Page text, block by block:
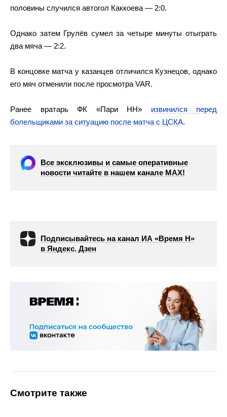
половины случился автогол Каккоева — 2:0.
Однако затем Грулёв сумел за четыре минуты отыграть
два мяча — 2:2.
В концовке матча у казанцев отличился Кузнецов, однако
его мяч отменили после просмотра VAR.
Ранее вратарь ФК «Пари НН» извинился перед
болельщиками за ситуацию после матча с ЦСКА.
Все эксклюзивы и самые оперативные
новости читайте в нашем канале МАХ!
Подписывайтесь на канал ИА «Время Н»
в Яндекс. Дзен
Смотрите также